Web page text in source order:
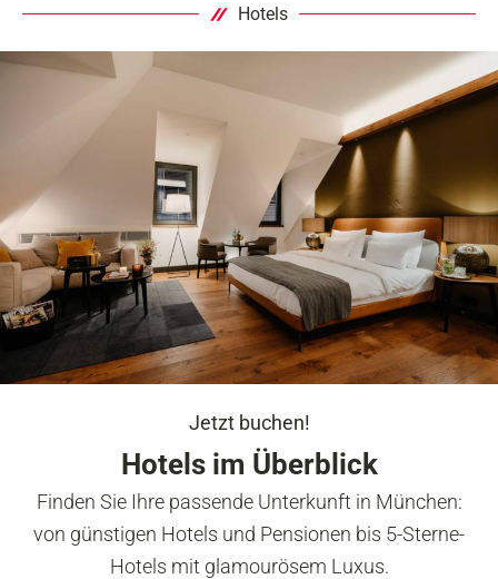
Hotels
Jetzt buchen!
Hotels im Überblick
Finden Sie Ihre passende Unterkunft in München:
von günstigen Hotels und Pensionen bis 5-Sterne-
Hotels mit glamourösem Luxus.